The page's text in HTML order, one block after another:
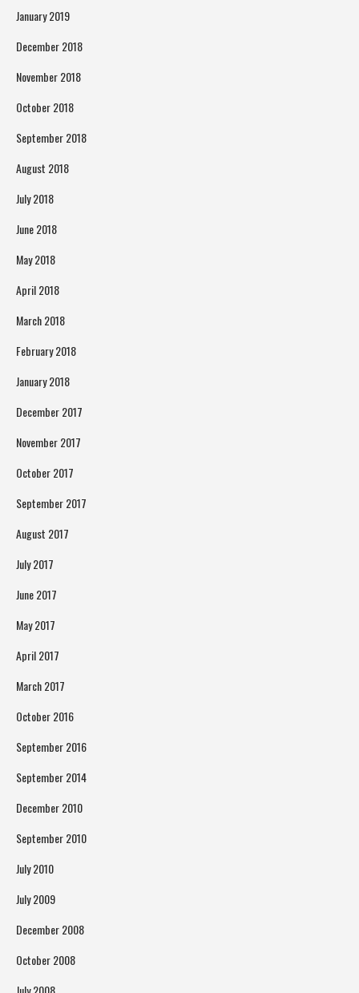
January 2019
December 2018
November 2018
October 2018
September 2018
August 2018
July 2018
June 2018
May 2018
April 2018
March 2018
February 2018
January 2018
December 2017
November 2017
October 2017
September 2017
August 2017
July 2017
June 2017
May 2017
April 2017
March 2017
October 2016
September 2016
September 2014
December 2010
September 2010
July 2010
July 2009
December 2008
October 2008